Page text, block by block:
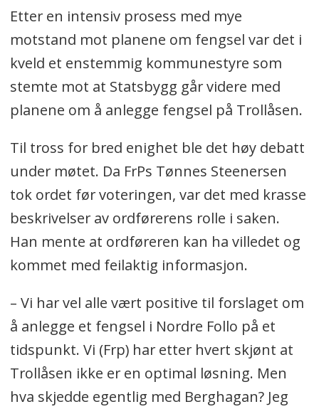
Etter en intensiv prosess med mye
motstand mot planene om fengsel var det i
kveld et enstemmig kommunestyre som
stemte mot at Statsbygg går videre med
planene om å anlegge fengsel på Trollåsen.
Til tross for bred enighet ble det høy debatt
under møtet. Da FrPs Tønnes Steenersen
tok ordet før voteringen, var det med krasse
beskrivelser av ordførerens rolle i saken.
Han mente at ordføreren kan ha villedet og
kommet med feilaktig informasjon.
– Vi har vel alle vært positive til forslaget om
å anlegge et fengsel i Nordre Follo på et
tidspunkt. Vi (Frp) har etter hvert skjønt at
Trollåsen ikke er en optimal løsning. Men
hva skjedde egentlig med Berghagan? Jeg